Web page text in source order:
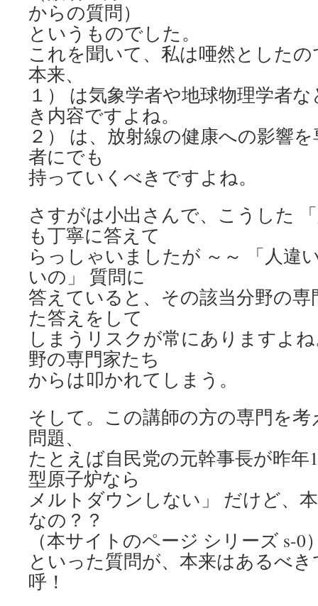
からの質問）
というものでした。
これを聞いて、私は唖然とした
本来、
１） は気象学者や地球物理学者
き内容ですよね。
２） は、放射線の健康への影響
者にでも
持っていくべきですよね。
さすがは小出さんで、こうした
も丁寧に答えて
らっしゃいましたが ～～ 「人違
いの」 質問に
答えていると、その該当分野の
た答えをして
しまうリスクが常にありますよ
野の専門家たち
からは叩かれてしまう。
そして。この講師の方の専門を
問題、
たとえば自民党の元幹事長が昨年
型原子炉なら
メルトダウンしない」 だけど、
なの？？
（本サイトのページ シリーズ s-0
といった質問が、本来はあるべ
呼！